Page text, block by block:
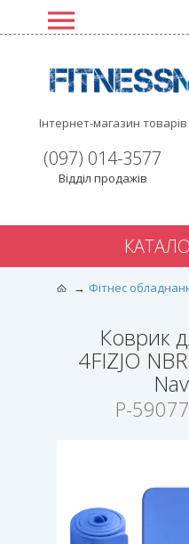
Інтернет-магазин
(097) 014-3577
Відділ продажів
Фітнес
Коврик
4FIZJO
P-